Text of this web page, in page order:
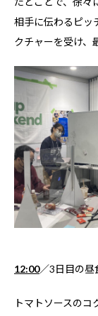
相手に伝わるピッ
クチャーを受け、
12:00／3日目の昼
トマトソースの